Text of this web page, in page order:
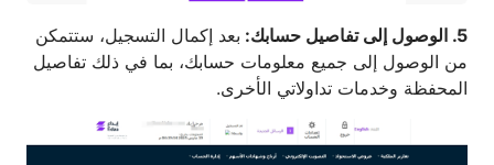
5. الوصول إلى تفاصيل حسابك:
بعد إكمال التسجيل، ستتمكن
من الوصول إلى جميع معلومات حسابك، بما في ذلك تفاصيل
المحفظة وخدمات تداولاتي الأخرى.